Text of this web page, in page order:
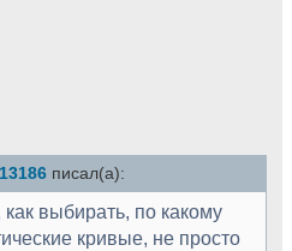
писал(а):
выбирать, по какому
кривые, не просто